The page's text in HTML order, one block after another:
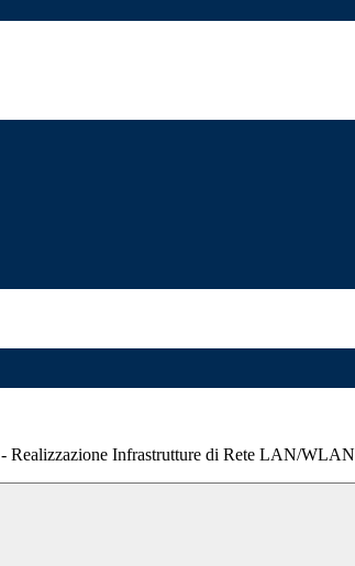
Realizzazione Infrastrutture di Rete LAN/WLAN